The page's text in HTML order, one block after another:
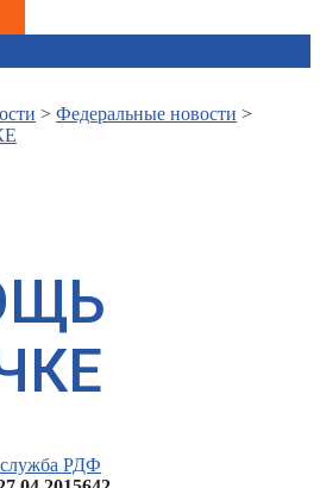
> Федеральные новости >
РДФ